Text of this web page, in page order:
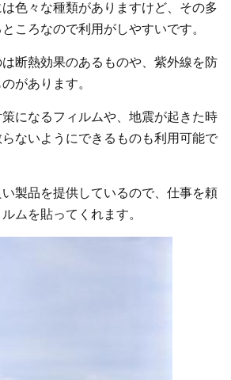
色々な種類がありますけど、その多
ころなので利用がしやすいです。
断熱効果のあるものや、紫外線を防
があります。
になるフィルムや、地震が起きた時
ないようにできるものも利用可能で
製品を提供しているので、仕事を頼
ムを貼ってくれます。